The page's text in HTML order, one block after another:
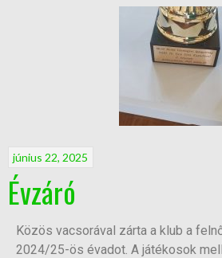
június 22, 2025
Évzáró
Közös vacsorával zárta a klub a
2024/25-ös évadot. A játékosok